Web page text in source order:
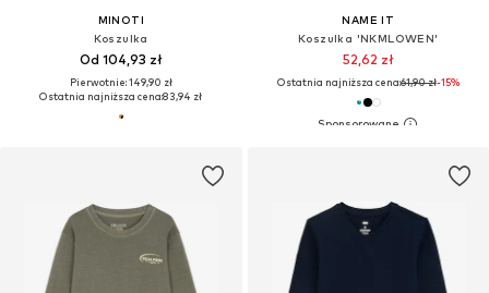
MINOTI
Koszulka
Od 104,93 zł
Pierwotnie: 149,90 zł
Ostatnia najniższa cena:83,94 zł
NAME IT
Koszulka 'NKMLOWEN'
52,62 zł
Ostatnia najniższa cena:61,90 zł-15%